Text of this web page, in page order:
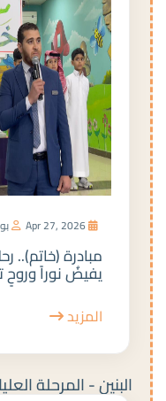
مبادرة (خاتم)..
يفيضُ نوراً
المزيد
البنين - المرحلة العليا